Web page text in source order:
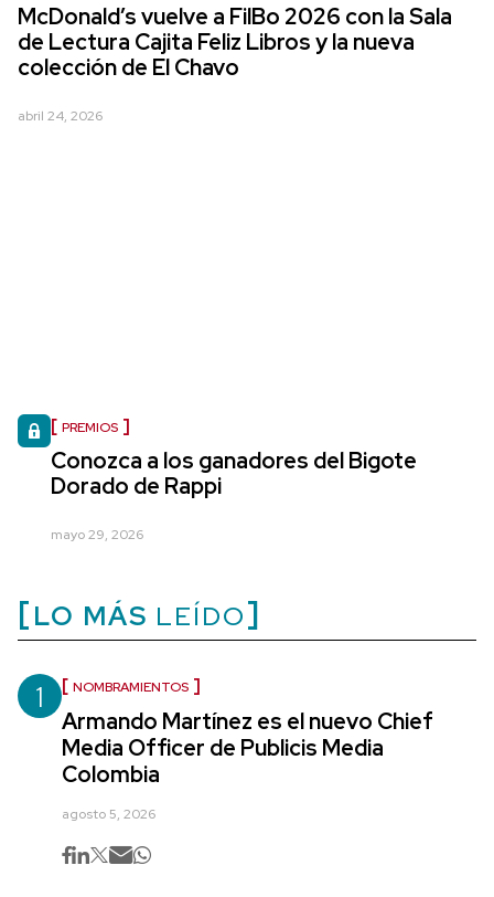
McDonald’s vuelve a FilBo 2026 con la Sala
de Lectura Cajita Feliz Libros y la nueva
colección de El Chavo
abril 24, 2026
PREMIOS
Conozca a los ganadores del Bigote
Dorado de Rappi
mayo 29, 2026
LO MÁS LEÍDO
1 NOMBRAMIENTOS
Armando Martínez es el nuevo Chief
Media Officer de Publicis Media
Colombia
agosto 5, 2026